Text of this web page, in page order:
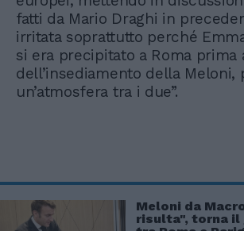
fatti da Mario Draghi in
irritata soprattutto perché
si era precipitato a Roma prima
dell’insediamento della Meloni,
un’atmosfera tra i due”.
Meloni da
risulta", torna il